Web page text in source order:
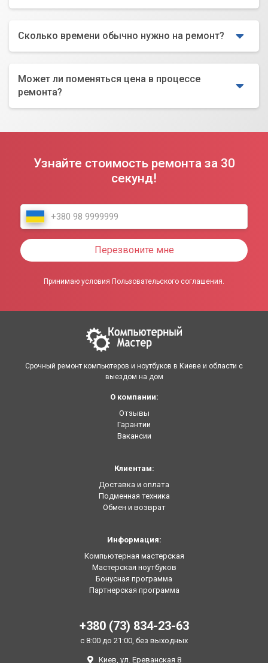
Сколько времени обычно нужно на ремонт?
Может ли поменяться цена в процессе
ремонта?
Узнайте стоимость ремонта за 30
секунд!
Перезвоните мне
Принимаю условия Пользовательского соглашения.
Срочный ремонт компьютеров и ноутбуков в Киеве и области с
выездом на дом
О компании:
Отзывы
Гарантии
Вакансии
Клиентам:
Доставка и оплата
Подменная техника
Обмен и возврат
Информация:
Компьютерная мастерская
Мастерская ноутбуков
Бонусная программа
Партнерская программа
+380 (73) 834-23-63
с 8:00 до 21:00, без выходных
Киев, ул. Ереванская 8